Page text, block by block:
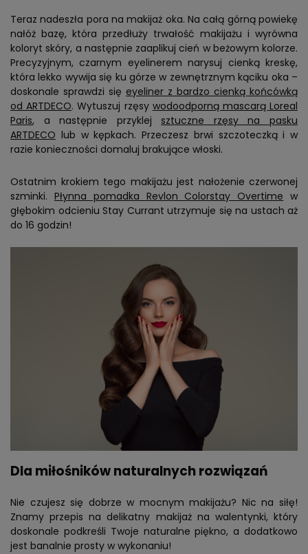
Teraz nadeszła pora na makijaż oka. Na całą górną powiekę
nałóż bazę, która przedłuży trwałość makijażu i wyrówna
koloryt skóry, a następnie zaaplikuj cień w beżowym kolorze.
Precyzyjnym, czarnym eyelinerem narysuj cienką kreskę,
która lekko wywija się ku górze w zewnętrznym kąciku oka –
doskonale sprawdzi się eyeliner z bardzo cienką końcówką
od ARTDECO. Wytuszuj rzęsy wodoodporną mascarą Loreal
Paris, a następnie przyklej sztuczne rzęsy na pasku
ARTDECO lub w kępkach. Przeczesz brwi szczoteczką i w
razie konieczności domaluj brakujące włoski.
Ostatnim krokiem tego makijażu jest nałożenie czerwonej
szminki. Płynna pomadka Revlon Colorstay Overtime w
głębokim odcieniu Stay Currant utrzymuje się na ustach aż
do 16 godzin!
Dla miłośników naturalnych rozwiązań
Nie czujesz się dobrze w mocnym makijażu? Nic na siłę!
Znamy przepis na delikatny makijaż na walentynki, który
doskonale podkreśli Twoje naturalne piękno, a dodatkowo
jest banalnie prosty w wykonaniu!